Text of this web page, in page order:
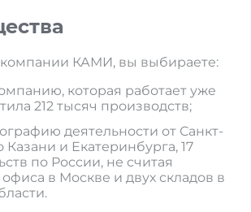
компании КАМИ, вы выбираете:
которая работает уже
212 тысяч производств;
деятельности от Санкт-
Казани и Екатеринбурга, 17
по России, не считая
в Москве и двух складов в